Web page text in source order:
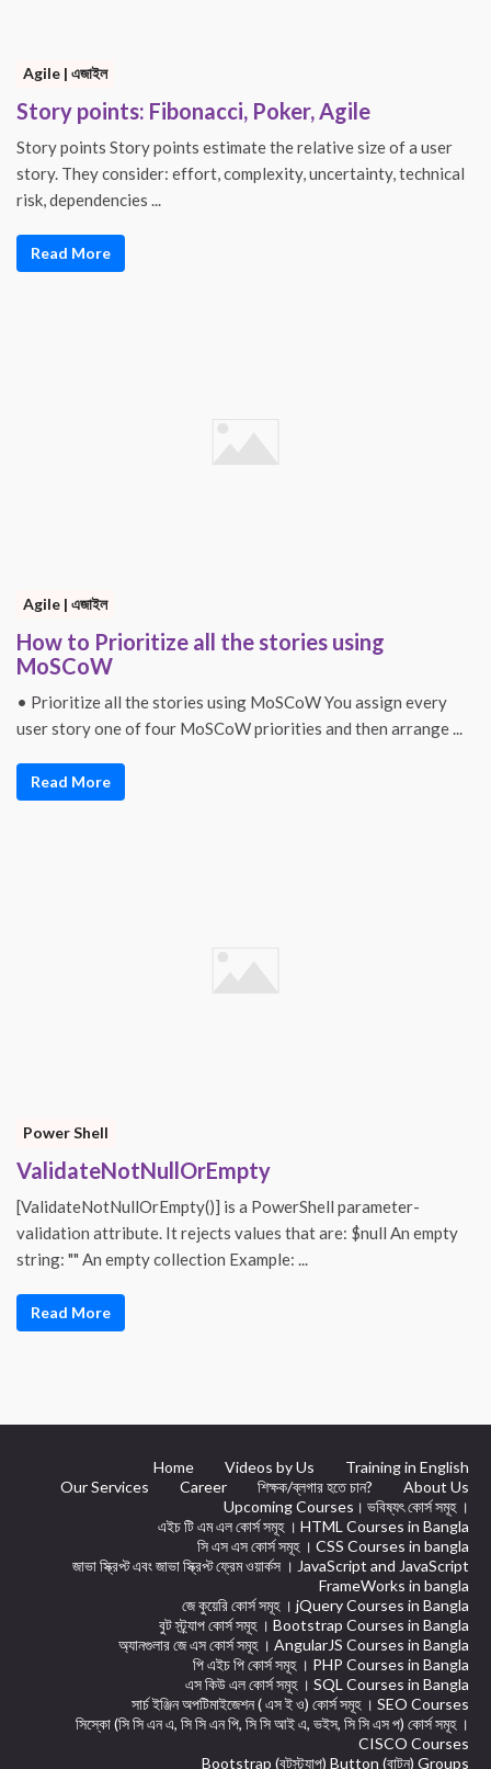
Agile | এজাইল
Story points: Fibonacci, Poker, Agile
Story points Story points estimate the relative size of a user
story. They consider: effort, complexity, uncertainty, technical
risk, dependencies ...
Read More
Agile | এজাইল
How to Prioritize all the stories using
MoSCoW
• Prioritize all the stories using MoSCoW You assign every
user story one of four MoSCoW priorities and then arrange ...
Read More
Power Shell
ValidateNotNullOrEmpty
[ValidateNotNullOrEmpty()] is a PowerShell parameter-
validation attribute. It rejects values that are: $null An empty
string: "" An empty collection Example: ...
Read More
Home Videos by Us
Training in English
Our Services
Career শিক্ষক/ব্লগার হতে চান?
About Us
Upcoming Courses। ভবিষ্যৎ কোর্স সমূহ ।
এইচ টি এম এল কোর্স সমূহ । HTML Courses in Bangla
সি এস এস কোর্স সমূহ । CSS Courses in bangla
জাভা স্ক্রিপ্ট এবং জাভা স্ক্রিপ্ট ফ্রেম ওয়ার্কস । JavaScript and JavaScript
FrameWorks in bangla
জে কুয়েরি কোর্স সমূহ । jQuery Courses in Bangla
বুট স্ট্র্যাপ কোর্স সমূহ । Bootstrap Courses in Bangla
অ্যানগুলার জে এস কোর্স সমূহ । AngularJS Courses in Bangla
পি এইচ পি কোর্স সমূহ । PHP Courses in Bangla
এস কিউ এল কোর্স সমূহ । SQL Courses in Bangla
সার্চ ইঞ্জিন অপটিমাইজেশন ( এস ই ও) কোর্স সমূহ । SEO Courses
সিস্কো (সি সি এন এ, সি সি এন পি, সি সি আই এ, ভইস, সি সি এস প) কোর্স সমূহ ।
CISCO Courses
Bootstrap (বুটস্ট্র্যাপ) Button (বাটন) Groups